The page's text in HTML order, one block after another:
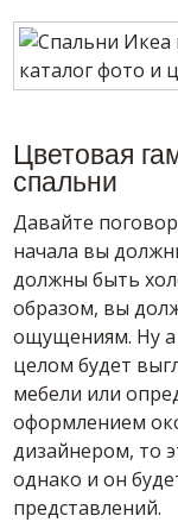
Цветовая
спальни
Давайте
начала вы
должны быть
образом, вы
ощущениям. Ну а
целом будет
мебели или
оформлением
дизайнером, то
однако и он
представлений.